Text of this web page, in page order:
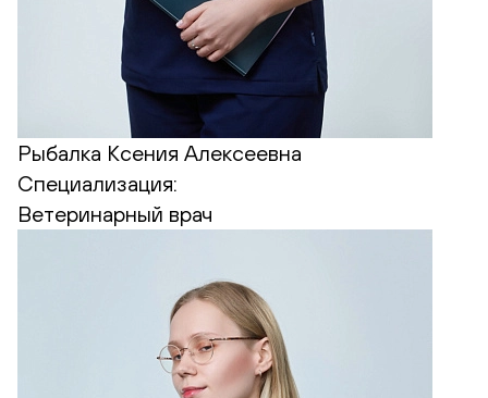
Рыбалка Ксения Алексеевна
Специализация:
Ветеринарный врач